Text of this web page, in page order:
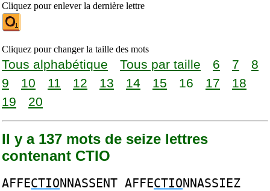
Cliquez pour enlever la dernière lettre
Cliquez pour changer la taille des mots
Tous alphabétique Tous par taille 6 7
8
9
10 11 12 13 14 15 16 17
18
19
20
Il y a 137 mots de seize lettres
contenant CTIO
AFFECTIONNASSENT AFFECTIONNASSIEZ